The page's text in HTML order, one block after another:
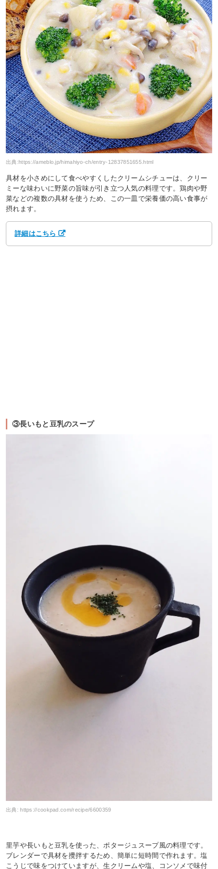
出典:https://ameblo.jp/himahiyo-ch/entry-12837851655.html
具材を小さめにして食べやすくしたクリームシチューは、クリー
ミーな味わいに野菜の旨味が引き立つ人気の料理です。鶏肉や野
菜などの複数の具材を使うため、この一皿で栄養価の高い食事が
摂れます。
詳細はこちら
③長いもと豆乳のスープ
出典:https://cookpad.com/recipe/6600359
里芋や長いもと豆乳を使った、ポタージュスープ風の料理です。
ブレンダーで具材を攪拌するため、簡単に短時間で作れます。塩
こうじで味をつけていますが、生クリームや塩、コンソメで味付